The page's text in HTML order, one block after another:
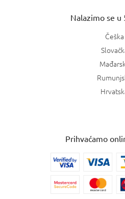
Nalazimo se u
Češka
Prihvaćamo